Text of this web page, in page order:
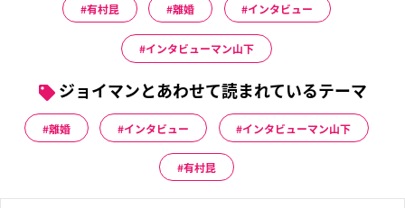
有村昆 離婚 インタビュー
インタビューマン山下
ジョイマンとあわせて読まれているテーマ
離婚 インタビュー インタビューマン山下
有村昆